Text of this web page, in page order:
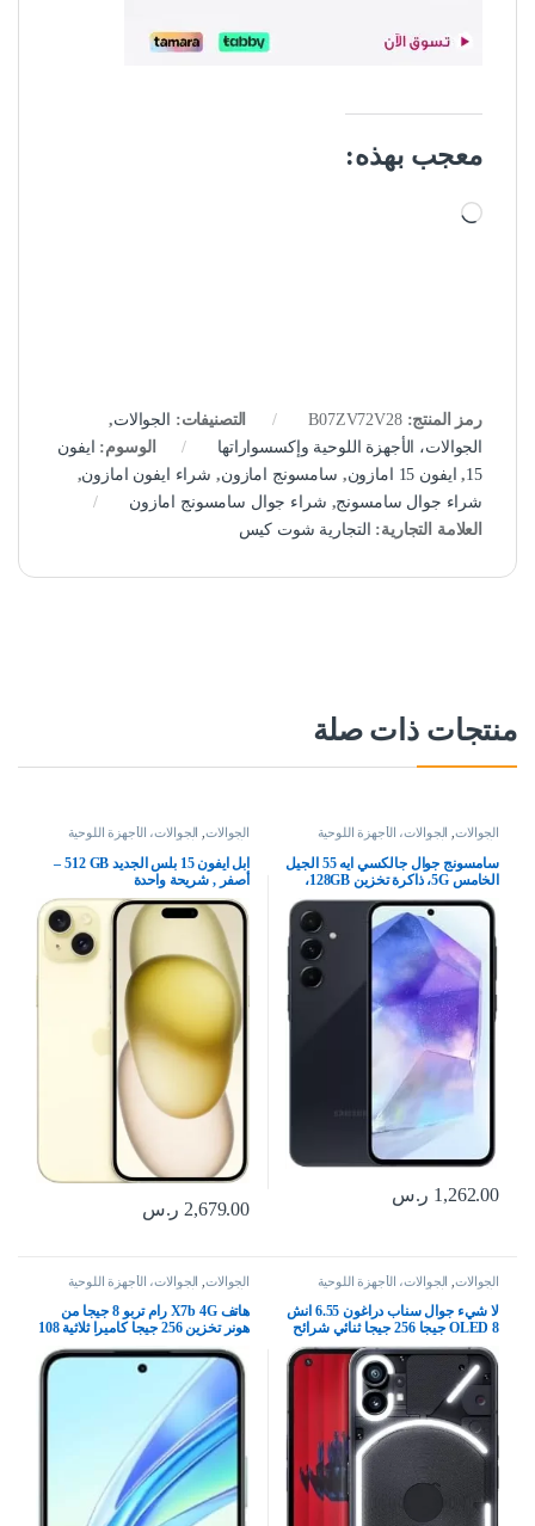
معجب بهذه:
جاري التحميل…
رمز المنتج:B07ZV72V28 التصنيفات: الجوالات,
الجوالات، الأجهزة اللوحية وإكسسواراتها
الوسوم: ايفون
15
, ايفون 15 امازون , سامسونج امازون, شراء ايفون امازون,
شراء جوال سامسونج, شراء جوال سامسونج امازون
العلامة التجارية: التجارية شوت كيس
منتجات ذات صلة
الجوالات الجوالات، الأجهزة اللوحية
وإكسسواراتها
سامسونج جوال جالكسي ايه 55 الجيل
الخامس 5G، ذاكرة تخزين 128GB،
ذاكرة RAM 8GB، هاتف ذكي بنظام
اندرويد، كحلي رائع (اصدار المملكة
العربية السعودية)
1,262.00 ر.س
الجوالات الجوالات، الأجهزة اللوحية
وإكسسواراتها
ابل ايفون 15 بلس الجديد‏ GB‏ 512‏‏‏‏ –
أصفر , شريحة واحدة
2,679.00 ر.س
الجوالات الجوالات، الأجهزة اللوحية
وإكسسواراتها
لا شيء جوال سناب دراغون 6.55 انش
OLED 8 جيجا 256 جيجا ثنائي شرائح
الاتصال 5G كاميرا 50 ميجابكسل
جلوف، هاتف ذكي اسود
الجوالات الجوالات، الأجهزة اللوحية
وإكسسواراتها
هاتف X7b 4G رام تربو 8 جيجا من
هونر تخزين 256 جيجا كاميرا ثلاثية 108
ميجا، شاشة 6.8 بوصة 90 هرتز،
بطارية 6000 مللي أمبير شحن 35 واط
شرائح اتصال اندرويد 13 أخضر زمردي